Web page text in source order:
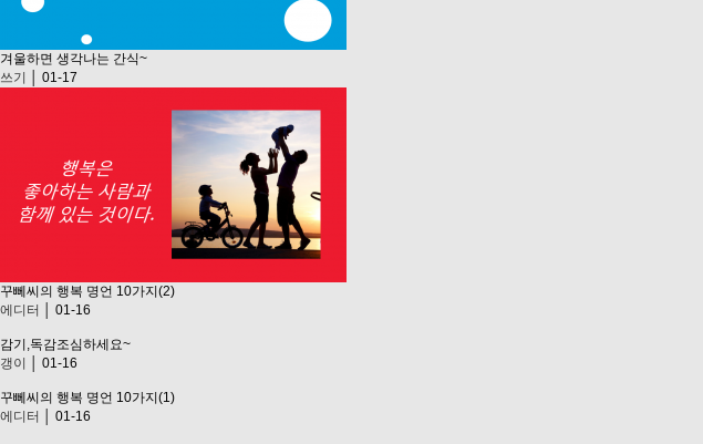
겨울하면 생각나는 간식~
쓰기
│ 01-17
꾸뻬씨의 행복 명언 10가지(2)
에디터
│ 01-16
감기,독감조심하세요~
갱이
│ 01-16
꾸뻬씨의 행복 명언 10가지(1)
에디터
│ 01-16